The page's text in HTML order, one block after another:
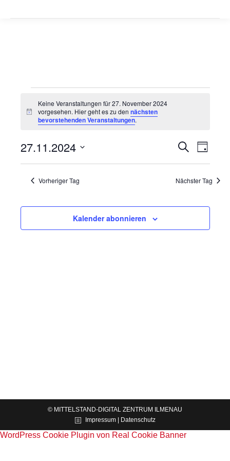
Veranstaltungen
27.
November
2024
Hinweis
Keine Veranstaltungen für 27. November 2024
vorgesehen. Hier geht es zu den nächsten
bevorstehenden Veranstaltungen.
Suche
und
Suche
Tag
27.11.2024
Vorheriger Tag
Nächster Tag
Kalender abonnieren
© MITTELSTAND-DIGITAL ZENTRUM ILMENAU
Impressum | Datenschutz
WordPress Cookie Plugin von Real Cookie Banner